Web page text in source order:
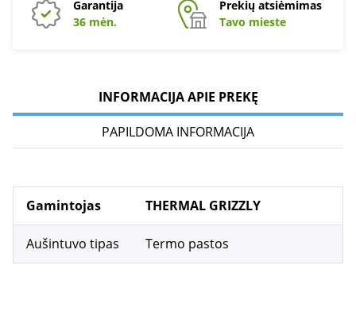
Garantija
36 mėn.
Prekių atsiėmimas
Tavo mieste
INFORMACIJA APIE PREKĘ
PAPILDOMA INFORMACIJA
Gamintojas THERMAL GRIZZLY
Aušintuvo tipas Termo pastos